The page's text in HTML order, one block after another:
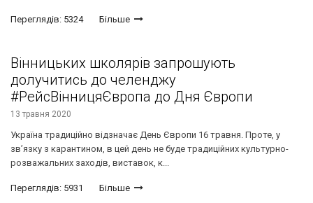
Переглядів: 5324 Більше
Вінницьких школярів запрошують
долучитись до челенджу
#РейсВінницяЄвропа до Дня Європи
13 травня 2020
Україна традиційно відзначає День Європи 16 травня. Проте, у
зв’язку з карантином, в цей день не буде традиційних культурно-
розважальних заходів, виставок, к...
Переглядів: 5931 Більше